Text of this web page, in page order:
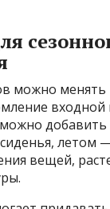
можно менять
входной
добавить
летом
вещей,